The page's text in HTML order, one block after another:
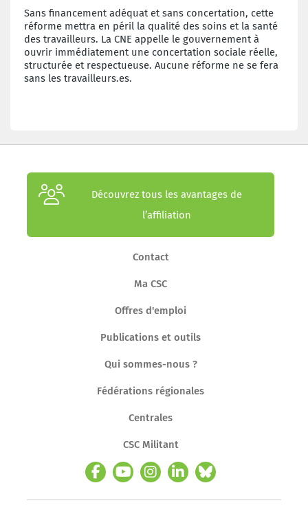
Sans financement adéquat et sans concertation, cette
réforme mettra en péril la qualité des soins et la santé
des travailleurs. La CNE appelle le gouvernement à
ouvrir immédiatement une concertation sociale réelle,
structurée et respectueuse. Aucune réforme ne se fera
sans les travailleurs.es.
Découvrez tous les avantages de
l’affiliation
Contact
Ma CSC
Offres d'emploi
Publications et outils
Qui sommes-nous ?
Fédérations régionales
Centrales
CSC Militant